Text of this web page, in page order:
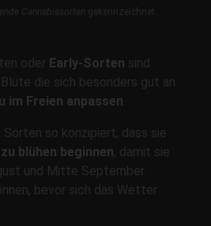
Cannabissorten gekennzeichnet
oder Early-Sorten sind
die sich besonders gut an
im Freien anpassen
Sorten so konzipiert, dass sie
blühen beginnen, damit sie
und Mitte September
bevor sich das Wetter